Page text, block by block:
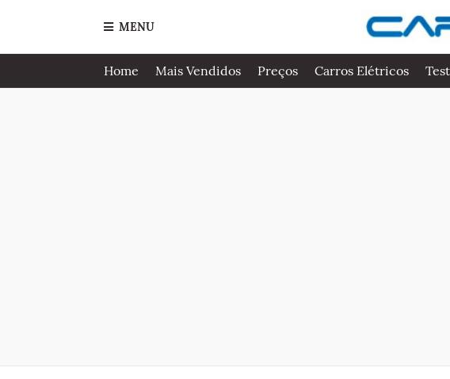
MENU
Home Mais Vendidos Preços Carros Elétricos